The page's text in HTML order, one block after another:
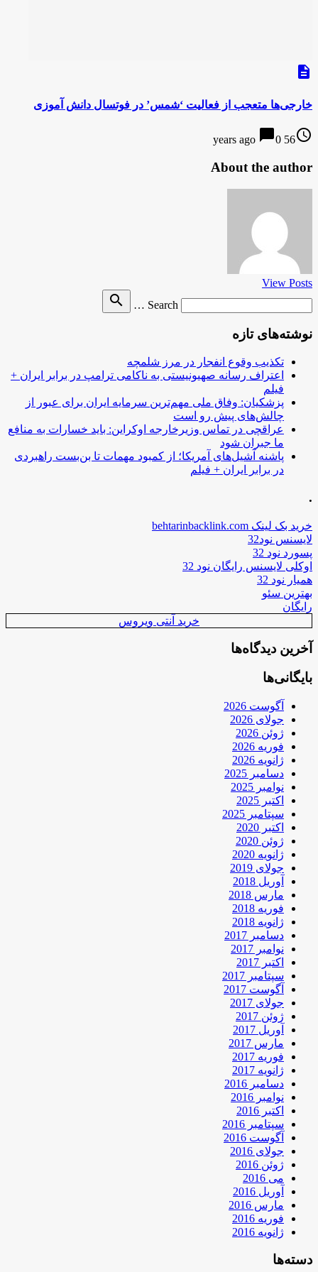
description
خارجی‌ها متعجب از فعالیت ‘شمس’ در فوتسال دانش آموزی
access_time
56 years ago
chat_bubble0
About the author
View Posts
Search …
search
نوشته‌های تازه
تکذیب وقوع انفجار در مرز شلمچه
اعتراف رسانه صهیونیستی به ناکامی ترامپ در برابر ایران +
فیلم
پزشکیان: وفاق ملی مهم‌ترین سرمایه ایران برای عبور از
چالش‌های پیش رو است
عراقچی در تماس وزیرخارجه اوکراین: باید خسارات به منافع
ما جبران شود
پاشنه آشیل‌های آمریکا؛ از کمبود مهمات تا بن‌بست راهبردی
در برابر ایران + فیلم
.
خرید بک لینک behtarinbacklink.com
لایسنس نود32
پسورد نود 32
اوکلی لایسنس رایگان نود 32
همیار نود 32
بهترین سئو
رایگان
خرید آنتی ویروس
آخرین دیدگاه‌ها
بایگانی‌ها
آگوست 2026
جولای 2026
ژوئن 2026
فوریه 2026
ژانویه 2026
دسامبر 2025
نوامبر 2025
اکتبر 2025
سپتامبر 2025
اکتبر 2020
ژوئن 2020
ژانویه 2020
جولای 2019
آوریل 2018
مارس 2018
فوریه 2018
ژانویه 2018
دسامبر 2017
نوامبر 2017
اکتبر 2017
سپتامبر 2017
آگوست 2017
جولای 2017
ژوئن 2017
آوریل 2017
مارس 2017
فوریه 2017
ژانویه 2017
دسامبر 2016
نوامبر 2016
اکتبر 2016
سپتامبر 2016
آگوست 2016
جولای 2016
ژوئن 2016
می 2016
آوریل 2016
مارس 2016
فوریه 2016
ژانویه 2016
دسته‌ها